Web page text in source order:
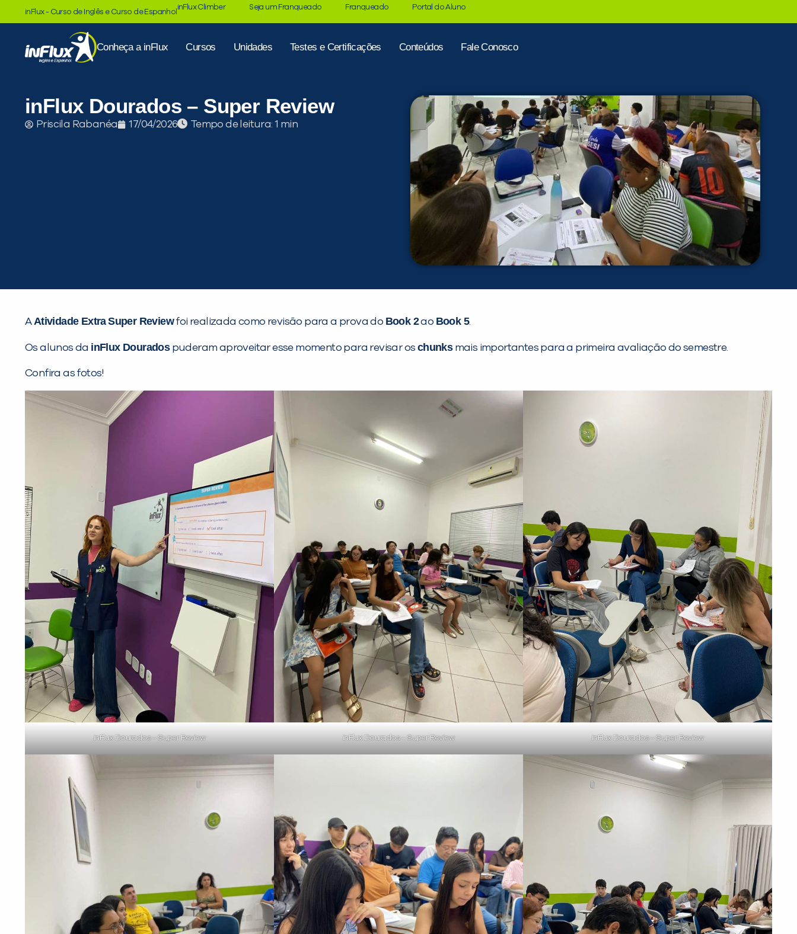
inFlux - Curso de Inglês e Curso de Espanhol
inFlux Climber Seja um Franqueado Franqueado Portal do Aluno
Conheça a inFlux Cursos Unidades Testes e Certificações Conteúdos Fale Conosco
inFlux Dourados – Super Review
Priscila Rabanéa 17/04/2026 Tempo de leitura:
A Atividade ExtraSuper Reviewfoi realizada como revisão para a prova do Book 2ao Book 5.
Os alunos da inFlux Douradospuderam aproveitar esse momento para revisar os chunksmais importantes para a primeira avaliação do semestre.
Confira as fotos!
inFlux Dourados – Super Review inFlux Dourados – Super Review inFlux Dourados – Super Review